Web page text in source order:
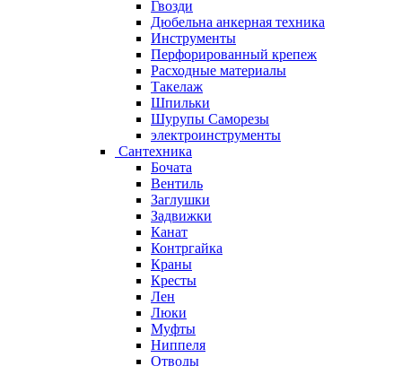
Гвозди
Дюбельна анкерная техника
Инструменты
Перфорированный крепеж
Расходные материалы
Такелаж
Шпильки
Шурупы Саморезы
электроинструменты
Сантехника
Бочата
Вентиль
Заглушки
Задвижки
Канат
Контргайка
Краны
Кресты
Лен
Люки
Муфты
Ниппеля
Отводы